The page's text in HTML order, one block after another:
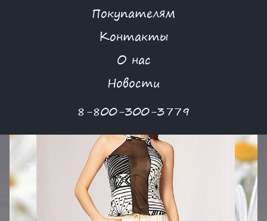
Покупателям
Контакты
О нас
Новости
8-800-300-3779